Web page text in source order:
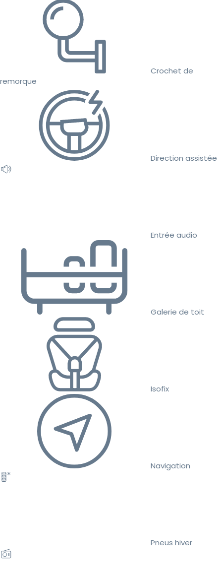
Crochet de
remorque
Direction assistée
Entrée audio
Galerie de toit
Isofix
Navigation
Pneus hiver